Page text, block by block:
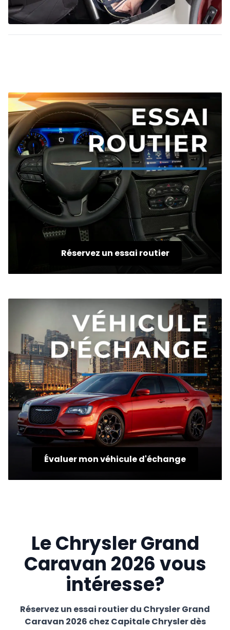
Réservez un essai routier
Évaluer mon véhicule d'échange
Le Chrysler Grand
Caravan 2026 vous
intéresse?
Réservez un essai routier du Chrysler Grand
Caravan 2026 chez Capitale Chrysler dès